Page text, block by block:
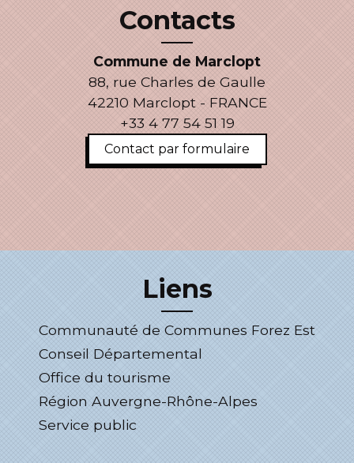
Contacts
Commune de Marclopt
88, rue Charles de Gaulle
42210 Marclopt - FRANCE
+33 4 77 54 51 19
Contact par formulaire
Liens
Communauté de Communes Forez Est
Conseil Départemental
Office du tourisme
Région Auvergne-Rhône-Alpes
Service public